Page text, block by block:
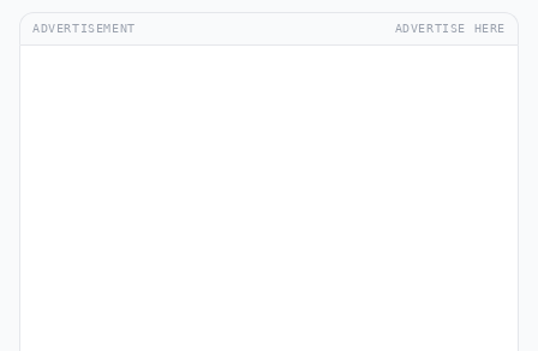
ADVERTISEMENT ADVERTISE HERE